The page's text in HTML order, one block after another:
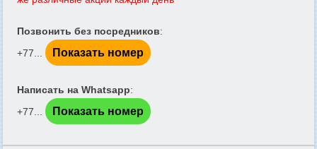
Позвонить без посредников:
+77...
Показать номер
Написать на Whatsapp:
+77...
Показать номер